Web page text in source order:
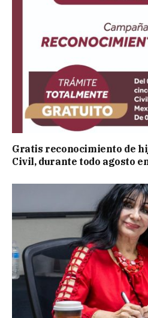
Gratis reconocimiento de
Civil, durante todo agosto